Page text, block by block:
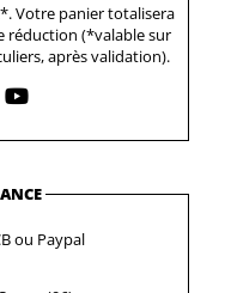
Votre panier totalisera
(*valable sur
après validation).
ou Paypal